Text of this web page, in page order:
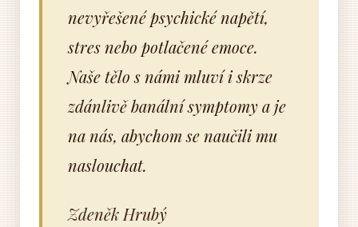
nevyřešené psychické napětí,
stres nebo potlačené emoce.
Naše tělo s námi mluví i skrze
zdánlivě banální symptomy a je
na nás, abychom se naučili mu
naslouchat.
Zdeněk Hrubý